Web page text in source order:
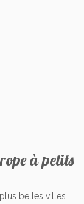
à petits
belles villes